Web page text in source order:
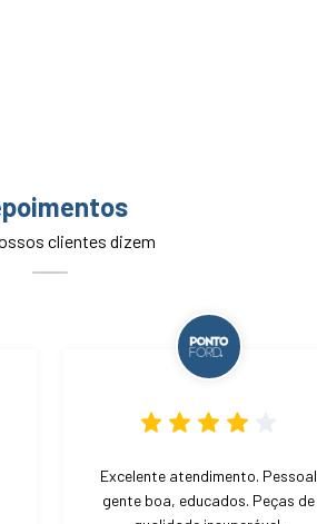
clientes dizem
Excelente atendimento. Pessoal
gente boa, educados. Peças de